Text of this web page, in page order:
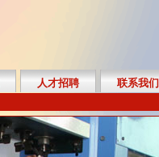
人才招聘 联系我们